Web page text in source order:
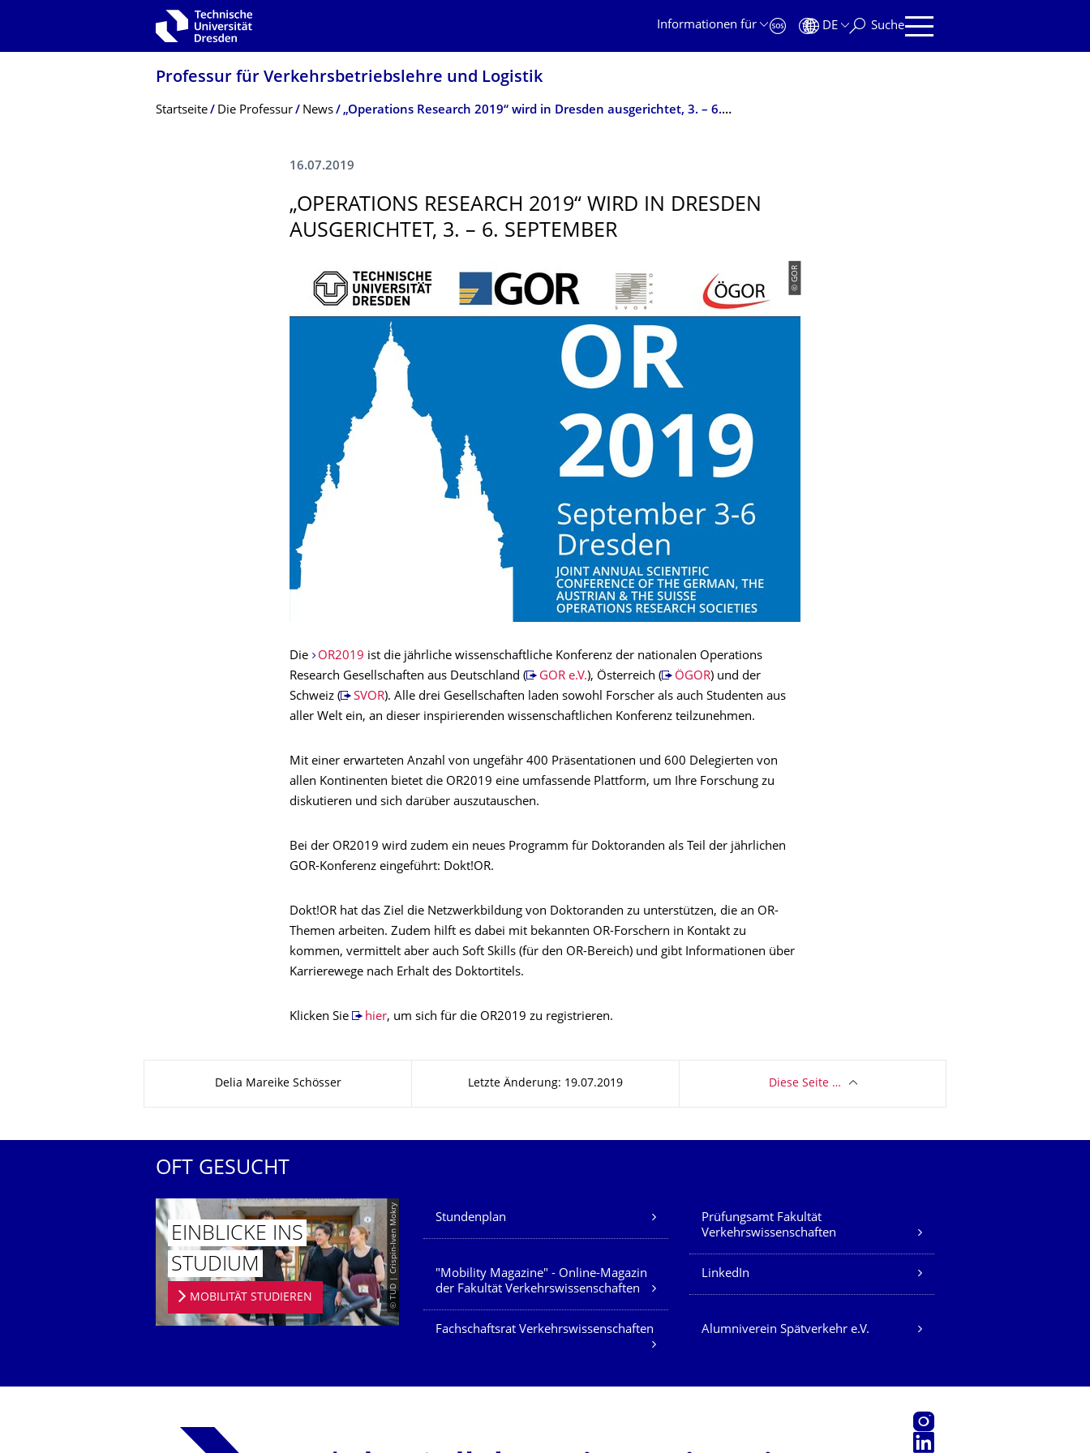
Zur Hauptnavigation springen
Informationen für
DE Suche
Professur für Verkehrsbetriebs­lehre und Logistik
Breadcrumb-Menü
Startseite Die Professur News „Operations Research 2019“ wird in Dresden ausgerichtet, 3. – 6. September
16.07.2019
„OPERATIONS RESEARCH 2019“ WIRD IN DRESDEN
AUSGERICHTET, 3. – 6. SEPTEMBER
© GOR
Die OR2019 ist die jährliche wissenschaftliche Konferenz der nationalen Operations
Research Gesellschaften aus Deutschland (
GOR e.V.), Österreich ( ÖGOR) und der
Schweiz (
SVOR). Alle drei Gesellschaften laden sowohl Forscher als auch Studenten aus
aller Welt ein, an dieser inspirierenden wissenschaftlichen Konferenz teilzunehmen.
Mit einer erwarteten Anzahl von ungefähr 400 Präsentationen und 600 Delegierten von
allen Kontinenten bietet die OR2019 eine umfassende Plattform, um Ihre Forschung zu
diskutieren und sich darüber auszutauschen.
Bei der OR2019 wird zudem ein neues Programm für Doktoranden als Teil der jährlichen
GOR-Konferenz eingeführt: Dokt!OR.
Dokt!OR hat das Ziel die Netzwerkbildung von Doktoranden zu unterstützen, die an OR-
Themen arbeiten. Zudem hilft es dabei mit bekannten OR-Forschern in Kontakt zu
kommen, vermittelt aber auch Soft Skills (für den OR-Bereich) und gibt Informationen über
Karrierewege nach Erhalt des Doktortitels.
Klicken Sie hier, um sich für die OR2019 zu registrieren.
Delia Mareike Schösser Letzte Änderung: 19.07.2019 Diese Seite …
OFT GESUCHT
© TUD | Crispin-Iven Mokry
EINBLICKE INS
STUDIUM
MOBILITÄT STUDIEREN
Unsere Dienste
Stundenplan
Prüfungsamt Fakultät
Verkehrswissenschaften
"Mobility Magazine" - Online-Magazin
der Fakultät Verkehrswissenschaften
LinkedIn
Fachschaftsrat Verkehrswissenschaften Alumniverein Spätverkehr e.V.
Instagram
LinkedIn